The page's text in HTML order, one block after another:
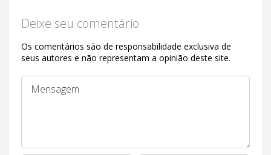
Deixe seu comentário
Os comentários são de responsabilidade exclusiva de
seus autores e não representam a opinião deste site.